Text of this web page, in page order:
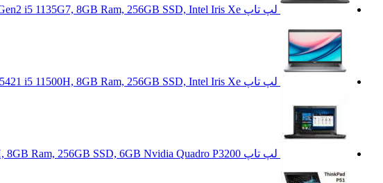
لپ تاپ Lenovo ThinkPad T14 Gen2 i5 1135G7, 8GB Ram, 256GB SSD, Intel Iris Xe
لپ تاپ Dell Latitude 5421 i5 11500H, 8GB Ram, 256GB SSD, Intel Iris Xe
لپ تاپ Lenovo ThinkPad P52 i7 8850H, 8GB Ram, 256GB SSD, 6GB Nvidia Quadro P3200